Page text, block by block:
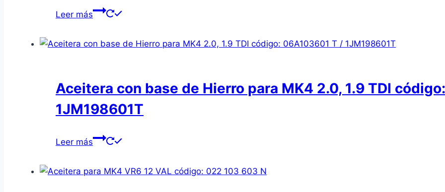
Leer más
Aceitera con base de Hierro para MK4 2.0, 1.9 TDI
1JM198601T
Leer más